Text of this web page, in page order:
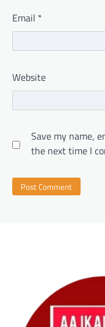
Email *
Website
Save my name,
the next time I